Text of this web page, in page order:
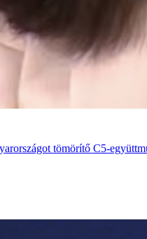
tömörítő C5-